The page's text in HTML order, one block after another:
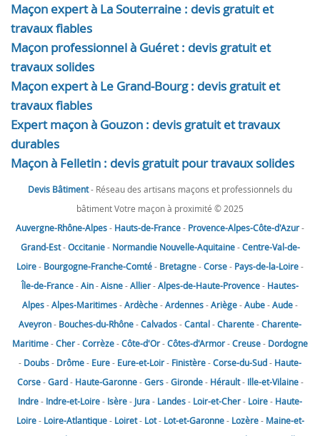
Maçon expert à La Souterraine : devis gratuit et
travaux fiables
Maçon professionnel à Guéret : devis gratuit et
travaux solides
Maçon expert à Le Grand-Bourg : devis gratuit et
travaux fiables
Expert maçon à Gouzon : devis gratuit et travaux
durables
Maçon à Felletin : devis gratuit pour travaux solides
Devis Bâtiment- Réseau des artisans maçons et professionnels du
bâtiment Votre maçon à proximité © 2025
Auvergne-Rhône-Alpes- Hauts-de-France- Provence-Alpes-Côte-d'Azur-
Grand-Est-Occitanie- Normandie Nouvelle-Aquitaine-Centre-Val-de-
Loire- Bourgogne-Franche-Comté- Bretagne-Corse- Pays-de-la-Loire-
Île-de-France-Ain-Aisne-Allier-Alpes-de-Haute-Provence- Hautes-
Alpes-Alpes-Maritimes-Ardèche-Ardennes-Ariège-Aube-Aude-
Aveyron- Bouches-du-Rhône-Calvados-Cantal-Charente-Charente-
Maritime-Cher-Corrèze-Côte-d'Or-Côtes-d'Armor-Creuse- Dordogne
- Doubs- Drôme- Eure- Eure-et-Loir- Finistère-Corse-du-Sud- Haute-
Corse-Gard- Haute-Garonne-Gers-Gironde- Hérault- Ille-et-Vilaine-
Indre- Indre-et-Loire- Isère- Jura- Landes- Loir-et-Cher- Loire- Haute-
Loire- Loire-Atlantique- Loiret- Lot- Lot-et-Garonne- Lozère- Maine-et-